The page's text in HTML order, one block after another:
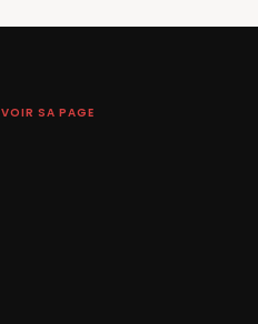
VOIR SA PAGE